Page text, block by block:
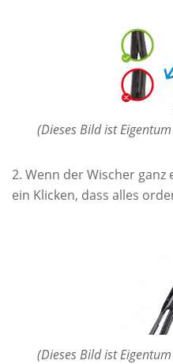
(Dieses Bild ist
Wenn der Wischer
ein Klicken, dass alles
(Dieses Bild ist